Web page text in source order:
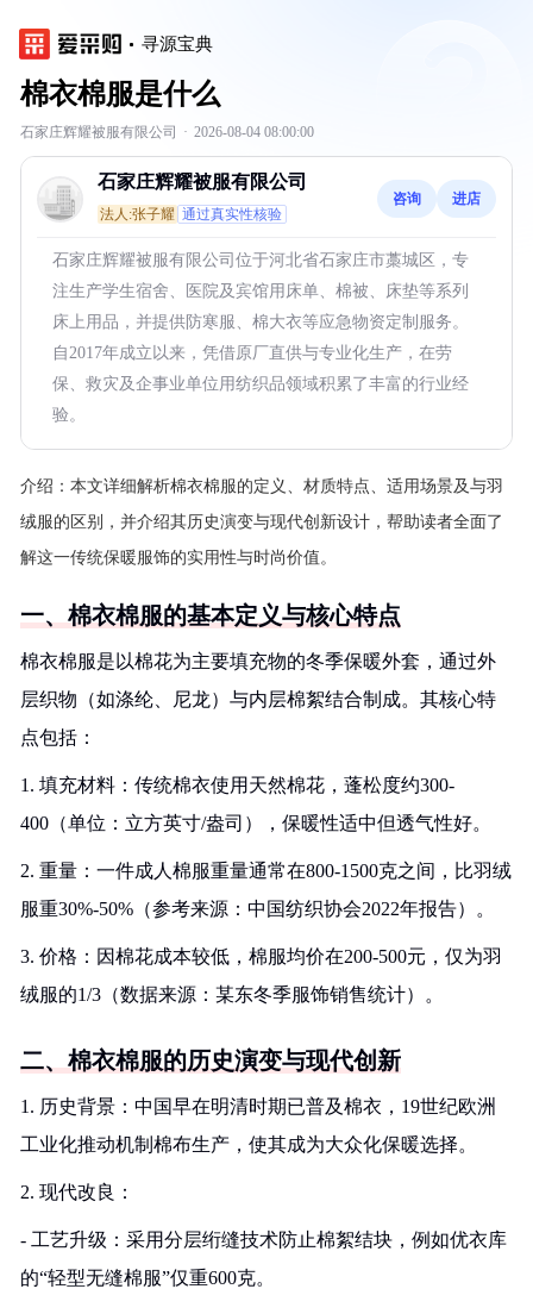
寻源宝典
棉衣棉服是什么
石家庄辉耀被服有限公司 · 2026-08-04 08:00:00
石家庄辉耀被服有限公司
法人:张子耀 通过真实性核验
咨询 进店
石家庄辉耀被服有限公司位于河北省石家庄市藁城区，专
注生产学生宿舍、医院及宾馆用床单、棉被、床垫等系列
床上用品，并提供防寒服、棉大衣等应急物资定制服务。
自2017年成立以来，凭借原厂直供与专业化生产，在劳
保、救灾及企事业单位用纺织品领域积累了丰富的行业经
验。
介绍： 本文详细解析棉衣棉服的定义、材质特点、适用场景及与羽
绒服的区别，并介绍其历史演变与现代创新设计，帮助读者全面了
解这一传统保暖服饰的实用性与时尚价值。
一、棉衣棉服的基本定义与核心特点
棉衣棉服是以棉花为主要填充物的冬季保暖外套，通过外
层织物（如涤纶、尼龙）与内层棉絮结合制成。其核心特
点包括：
1. 填充材料：传统棉衣使用天然棉花，蓬松度约300-
400（单位：立方英寸/盎司），保暖性适中但透气性好。
2. 重量：一件成人棉服重量通常在800-1500克之间，比羽绒
服重30%-50%（参考来源：中国纺织协会2022年报告）。
3. 价格：因棉花成本较低，棉服均价在200-500元，仅为羽
绒服的1/3（数据来源：某东冬季服饰销售统计）。
二、棉衣棉服的历史演变与现代创新
1. 历史背景：中国早在明清时期已普及棉衣，19世纪欧洲
工业化推动机制棉布生产，使其成为大众化保暖选择。
2. 现代改良：
- 工艺升级：采用分层绗缝技术防止棉絮结块，例如优衣库
的“轻型无缝棉服”仅重600克。